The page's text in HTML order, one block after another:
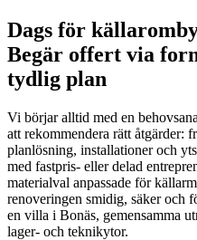
Dags för
Begär offert via
tydlig plan
Vi börjar alltid med en
att rekommendera rätt åtgärder:
planlösning, installationer och
med fastpris- eller delad
materialval anpassade för
renoveringen smidig, säker och
en villa i Bonäs, gemensamma
lager- och teknikytor.